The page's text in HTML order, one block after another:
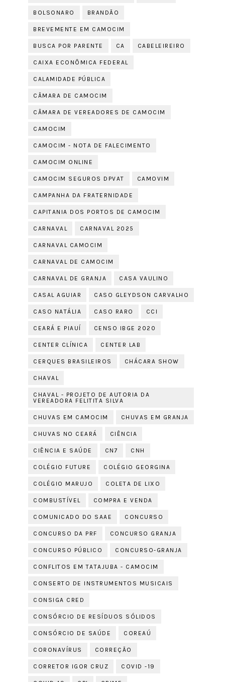
BOLSONARO BRANDÃO
BREVEMENTE EM CAMOCIM
BUSCA POR PARENTE CA CABELEIREIRO
CAIXA ECONÔMICA FEDERAL
CALAMIDADE PÚBLICA
CÂMARA DE CAMOCIM
CÂMARA DE VEREADORES DE CAMOCIM
CAMOCIM
CAMOCIM - NOTA DE FALECIMENTO
CAMOCIM ONLINE
CAMOCIM SEGUROS DPVAT CAMOVIM
CAMPANHA DA FRATERNIDADE
CAPITANIA DOS PORTOS DE CAMOCIM
CARNAVAL CARNAVAL 2025
CARNAVAL CAMOCIM
CARNAVAL DE CAMOCIM
CARNAVAL DE GRANJA CASA VAULINO
CASAL AGUIAR CASO GLEYDSON CARVALHO
CASO NATÁLIA CASO RARO CCI
CEARÁ E PIAUÍ CENSO IBGE 2020
CENTER CLÍNICA CENTER LAB
CERQUES BRASILEIROS CHÁCARA SHOW
CHAVAL
CHAVAL - PROJETO DE AUTORIA DA
VEREADORA FELITITA SILVA
CHUVAS EM CAMOCIM CHUVAS EM GRANJA
CHUVAS NO CEARÁ CIÊNCIA
CIÊNCIA E SAÚDE CN7 CNH
COLÉGIO FUTURE COLÉGIO GEORGINA
COLÉGIO MARUJO COLETA DE LIXO
COMBUSTÍVEL COMPRA E VENDA
COMUNICADO DO SAAE CONCURSO
CONCURSO DA PRF CONCURSO GRANJA
CONCURSO PÚBLICO CONCURSO-GRANJA
CONFLITOS EM TATAJUBA - CAMOCIM
CONSERTO DE INSTRUMENTOS MUSICAIS
CONSIGA CRED
CONSÓRCIO DE RESÍDUOS SÓLIDOS
CONSÓRCIO DE SAÚDE COREAÚ
CORONAVÍRUS CORREÇÃO
CORRETOR IGOR CRUZ COVID -19